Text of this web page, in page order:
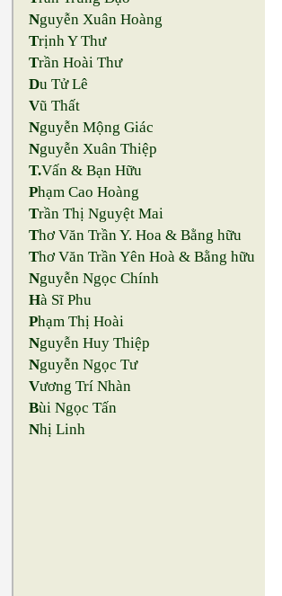
Nguyễn Xuân Hoàng
Trịnh Y Thư
Trần Hoài Thư
Du Tử Lê
Vũ Thất
Nguyễn Mộng Giác
Nguyễn Xuân Thiệp
T.Vấn & Bạn Hữu
Phạm Cao Hoàng
Trần Thị Nguyệt Mai
Thơ Văn Trần Y. Hoa & Bằng hữu
Thơ Văn Trần Yên Hoà & Bằng hữu
Nguyễn Ngọc Chính
Hà Sĩ Phu
Phạm Thị Hoài
Nguyễn Huy Thiệp
Nguyễn Ngọc Tư
Vương Trí Nhàn
Bùi Ngọc Tấn
Nhị Linh